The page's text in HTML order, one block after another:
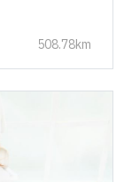
508.78km